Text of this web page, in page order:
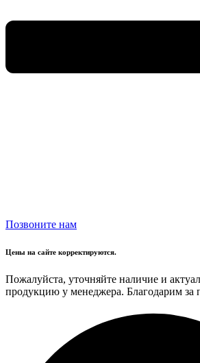
Позвоните нам
Цены на сайте корректируются.
Пожалуйста, уточняйте наличие и
продукцию у менеджера. Благодарим за